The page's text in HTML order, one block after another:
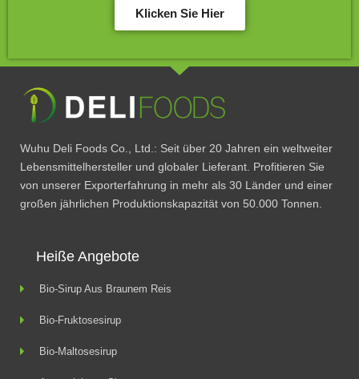
Klicken Sie Hier
Wuhu Deli Foods Co., Ltd.: Seit über 20 Jahren ein weltweiter
Lebensmittelhersteller und globaler Lieferant. Profitieren Sie
von unserer Exporterfahrung in mehr als 30 Länder und einer
großen jährlichen Produktionskapazität von 50.000 Tonnen.
Heiße Angebote
Bio-Sirup Aus Braunem Reis
Bio-Fruktosesirup
Bio-Maltosesirup